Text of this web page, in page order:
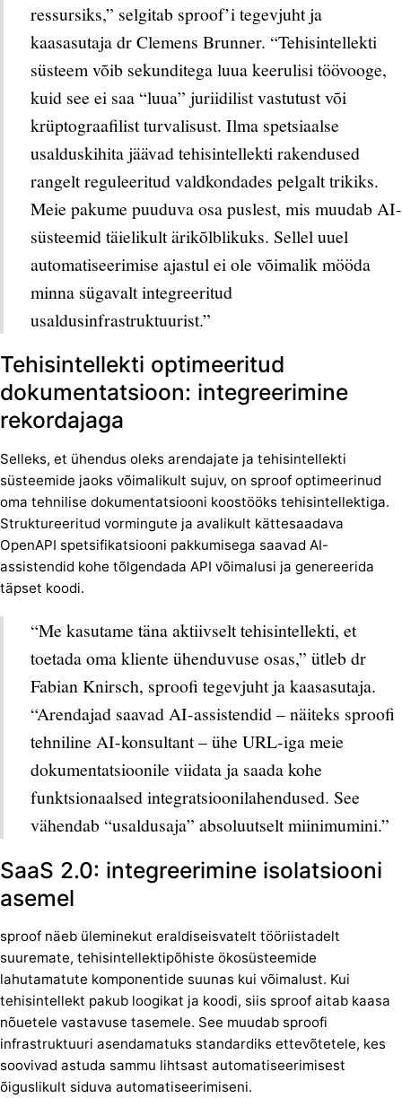
ressursiks,” selgitab sproof’i tegevjuht ja
kaasasutaja dr Clemens Brunner. “Tehisintellekti
süsteem võib sekunditega luua keerulisi töövooge,
kuid see ei saa “luua” juriidilist vastutust või
krüptograafilist turvalisust. Ilma spetsiaalse
usalduskihita jäävad tehisintellekti rakendused
rangelt reguleeritud valdkondades pelgalt trikiks.
Meie pakume puuduva osa puslest, mis muudab AI-
süsteemid täielikult ärikõlblikuks. Sellel uuel
automatiseerimise ajastul ei ole võimalik mööda
minna sügavalt integreeritud
usaldusinfrastruktuurist.”
Tehisintellekti optimeeritud
dokumentatsioon: integreerimine
rekordajaga
Selleks, et ühendus oleks arendajate ja tehisintellekti
süsteemide jaoks võimalikult sujuv, on sproof optimeerinud
oma tehnilise dokumentatsiooni koostööks tehisintellektiga.
Struktureeritud vormingute ja avalikult kättesaadava
OpenAPI spetsifikatsiooni pakkumisega saavad AI-
assistendid kohe tõlgendada API võimalusi ja genereerida
täpset koodi.
“Me kasutame täna aktiivselt tehisintellekti, et
toetada oma kliente ühenduvuse osas,” ütleb dr
Fabian Knirsch, sproofi tegevjuht ja kaasasutaja.
“Arendajad saavad AI-assistendid – näiteks sproofi
tehniline AI-konsultant – ühe URL-iga meie
dokumentatsioonile viidata ja saada kohe
funktsionaalsed integratsioonilahendused. See
vähendab “usaldusaja” absoluutselt miinimumini.”
SaaS 2.0: integreerimine isolatsiooni
asemel
sproof näeb üleminekut eraldiseisvatelt tööriistadelt
suuremate, tehisintellektipõhiste ökosüsteemide
lahutamatute komponentide suunas kui võimalust. Kui
tehisintellekt pakub loogikat ja koodi, siis sproof aitab kaasa
nõuetele vastavuse tasemele. See muudab sproofi
infrastruktuuri asendamatuks standardiks ettevõtetele, kes
soovivad astuda sammu lihtsast automatiseerimisest
õiguslikult siduva automatiseerimiseni.